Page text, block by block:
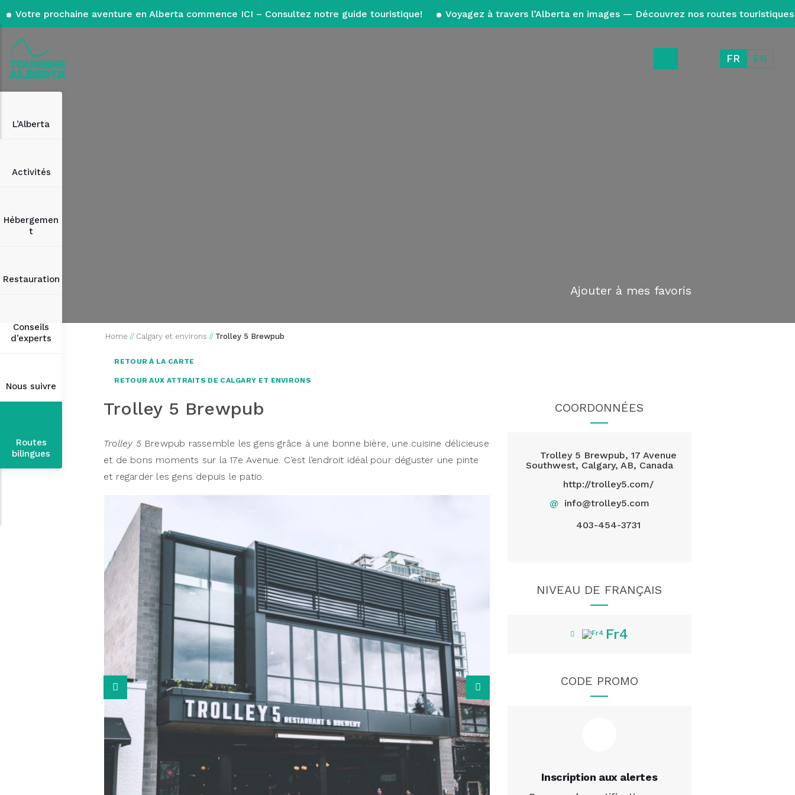
Votre prochaine aventure en Alberta commence ICI – Consultez notre guide touristique! Voyagez à travers l’Alberta en images — Découvrez nos routes touristiques
FR EN
L’Alberta
Activités
Hébergemen
t
Restauration
Conseils
d’experts
Nous suivre
Routes
bilingues
Ajouter à mes favoris
Home // Calgary et environs // Trolley 5 Brewpub
RETOUR À LA CARTE
RETOUR AUX ATTRAITS DE CALGARY ET ENVIRONS
Trolley 5 Brewpub
Trolley 5Brewpub rassemble les gens grâce à une bonne bière, une cuisine délicieuse
et de bons moments sur la 17e Avenue. C’est l’endroit idéal pour déguster une pinte
et regarder les gens depuis le patio.
COORDONNÉES
Trolley 5 Brewpub, 17 Avenue
Southwest, Calgary, AB, Canada
http://trolley5.com/
@ info@trolley5.com
403-454-3731
NIVEAU DE FRANÇAIS
Fr4
CODE PROMO
Inscription aux alertes